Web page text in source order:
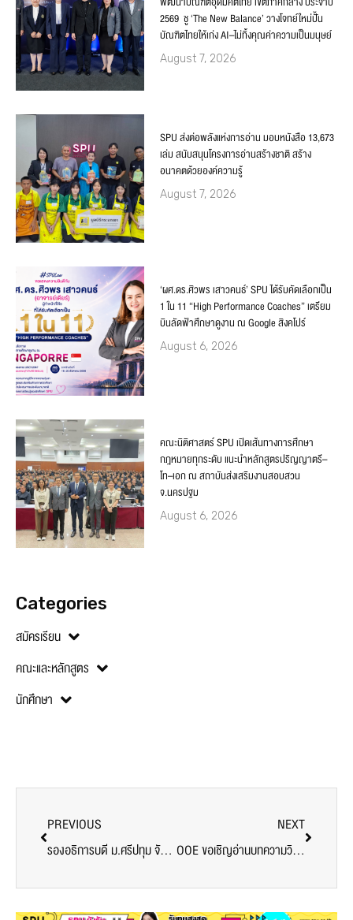
2569 ชู ‘The New Balance’ วางโจทย์ใหม่ปั้น
บัณฑิตไทยให้เก่ง AI–ไม่ทิ้งคุณค่าความเป็นมนุษย์
August 7, 2026
SPU ส่งต่อพลังแห่งการอ่าน มอบหนังสือ 13,673
เล่ม สนับสนุนโครงการอ่านสร้างชาติ สร้าง
อนาคตด้วยองค์ความรู้
August 7, 2026
‘ผศ.ดร.ศิวพร เสาวคนธ์’ SPU ได้รับคัดเลือกเป็น
1 ใน 11 “High Performance Coaches” เตรียม
บินลัดฟ้าศึกษาดูงาน ณ Google สิงคโปร์
August 6, 2026
คณะนิติศาสตร์ SPU เปิดเส้นทางการศึกษา
กฎหมายทุกระดับ แนะนำหลักสูตรปริญญาตรี–
โท–เอก ณ สถาบันส่งเสริมงานสอบสวน
จ.นครปฐม
August 6, 2026
Categories
สมัครเรียน
คณะและหลักสูตร
นักศึกษา
PREVIOUS
รองอธิการบดี ม.ศรีปทุม จัดประชุมวาระพิเศษ คณะกรรมการสโมสรนักศึกษาและตัวแทนทูต USR 10 คณะ 4 วิทยาลัย มุ่งการเคารพตนเอง ปลูกจิตสำนึกคำว่า “พอเพียง”
NEXT
OOE ขอเชิญอ่านบทความวิชาการ ระดับนานาชาติ